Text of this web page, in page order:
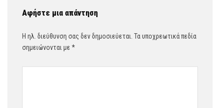
Αφήστε μια απάντηση
Η ηλ. διεύθυνση σας δεν δημοσιεύεται. Τα υποχρεωτικά πεδία
σημειώνονται με *